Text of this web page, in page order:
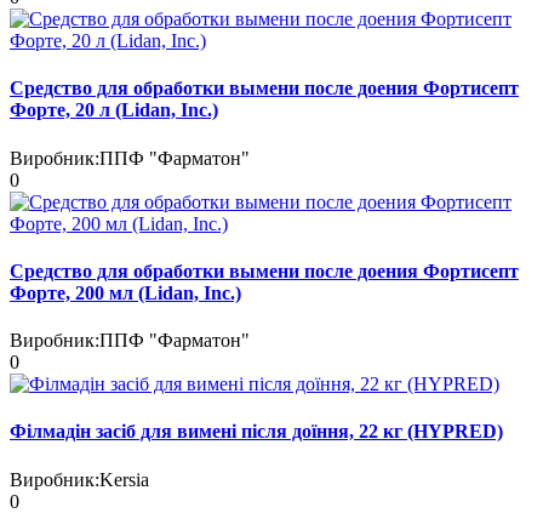
Средство для обработки вымени после доения Фортисепт
Форте, 20 л (Lidan, Inc.)
Виробник:ППФ "Фарматон"
0
Средство для обработки вымени после доения Фортисепт
Форте, 200 мл (Lidan, Inc.)
Виробник:ППФ "Фарматон"
0
Філмадін засіб для вимені після доїння, 22 кг (HYPRED)
Виробник:Kersia
0